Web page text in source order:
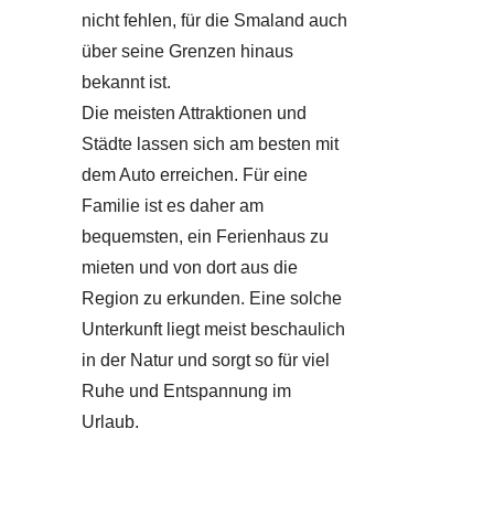
nicht fehlen, für die Smaland auch
über seine Grenzen hinaus
bekannt ist.
Die meisten Attraktionen und
Städte lassen sich am besten mit
dem Auto erreichen. Für eine
Familie ist es daher am
bequemsten, ein Ferienhaus zu
mieten und von dort aus die
Region zu erkunden. Eine solche
Unterkunft liegt meist beschaulich
in der Natur und sorgt so für viel
Ruhe und Entspannung im
Urlaub.